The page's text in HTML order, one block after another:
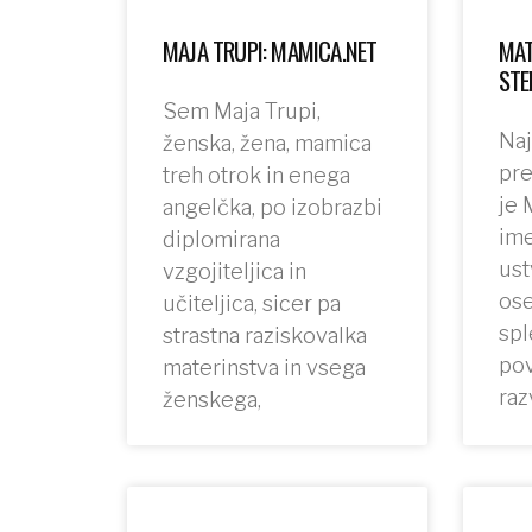
MAJA TRUPI: MAMICA.NET
Sem Maja Trupi,
ženska, žena, mamica
treh otrok in enega
angelčka, po izobrazbi
diplomirana
vzgojiteljica in
učiteljica, sicer pa
strastna raziskovalka
materinstva in vsega
ženskega,
je